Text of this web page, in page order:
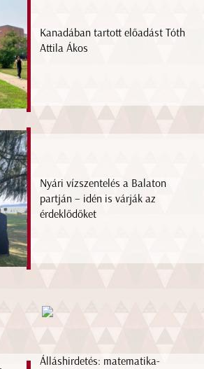
Kanadában tartott előadást Tóth
Attila Ákos
Nyári vízszentelés a Balaton
partján – idén is várják az
érdeklődőket
Álláshirdetés: matematika-